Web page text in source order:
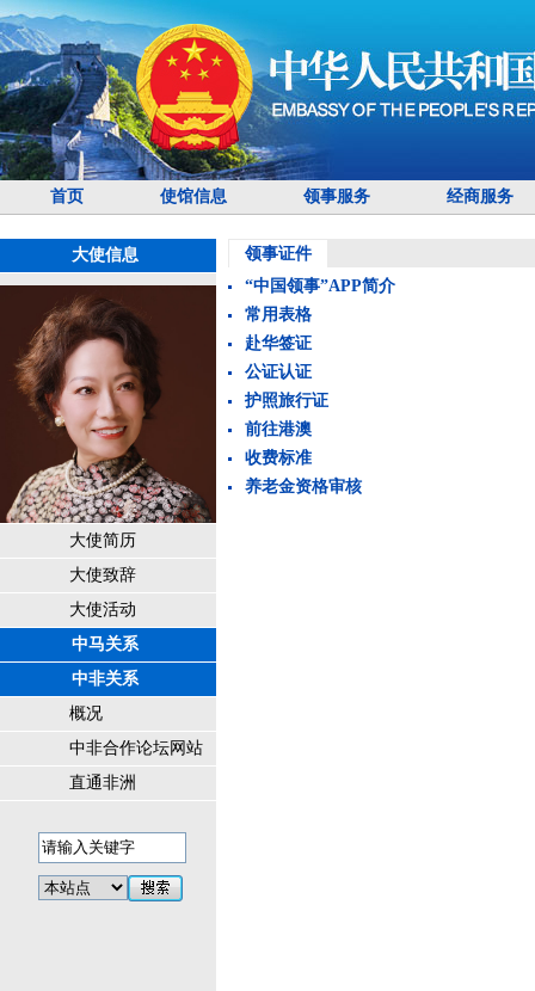
首页 使馆信息 领事服务 经商服务
大使信息
大使简历
大使致辞
大使活动
中马关系
中非关系
概况
中非合作论坛网站
直通非洲
领事证件
“中国领事”APP简介
常用表格
赴华签证
公证认证
护照旅行证
前往港澳
收费标准
养老金资格审核